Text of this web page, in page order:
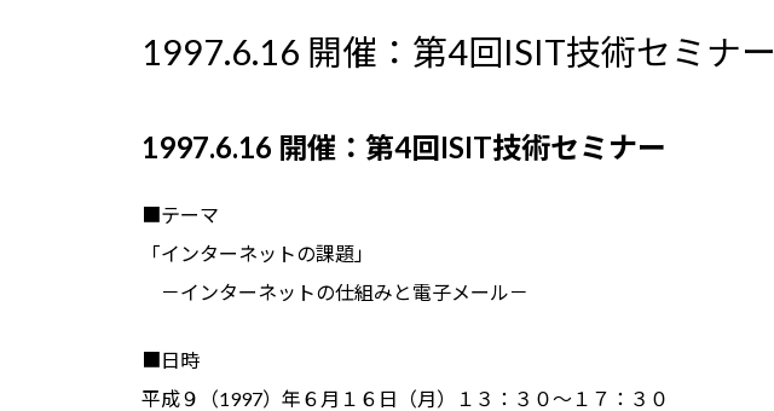
更
新
:
1997.6.16 開催：第4回ISIT技術セミナー
1997.6.16 開催：第4回ISIT技術セミナー
■テーマ
「インターネットの課題」
－インターネットの仕組みと電子メール－
■日時
平成９（1997）年６月１６日（月）１３：３０～１７：３０